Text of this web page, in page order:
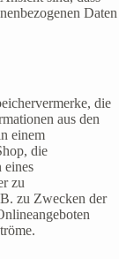
Daten
die
aus den
einem
die
eines
zu
zu Zwecken der